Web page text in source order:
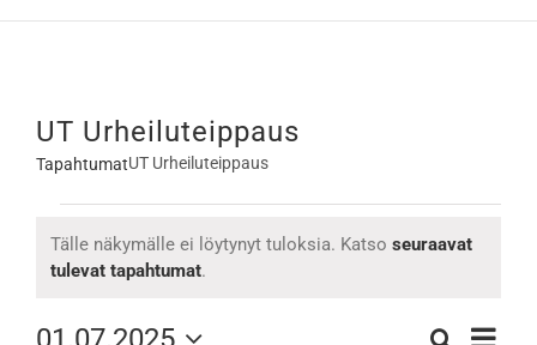
UT Urheiluteippaus
TapahtumatUT Urheiluteippaus
Notice
Tälle näkymälle ei löytynyt tuloksia. Katso seuraavat
tulevat tapahtumat.